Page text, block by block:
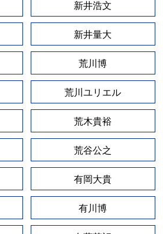
新井浩文
新井量大
荒川博
荒川ユリエル
荒木貴裕
荒谷公之
有岡大貴
有川博